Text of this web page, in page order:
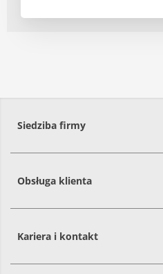
Siedziba firmy
Obsługa klienta
Kariera i kontakt